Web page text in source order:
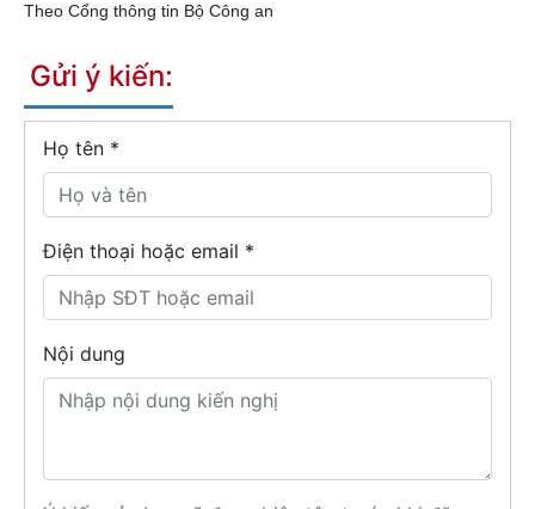
Theo Cổng thông tin Bộ Công an
Gửi ý kiến:
Họ tên *
Điện thoại hoặc email *
Nội dung